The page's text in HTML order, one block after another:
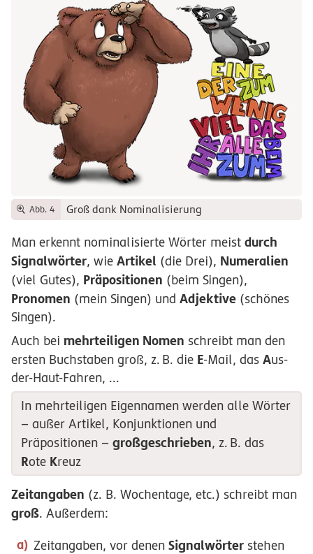
Abb. 4 Groß dank Nominalisierung
Man erkennt nominalisierte Wörter meist durch
Signalwörter, wie Artikel (die Drei), Numeralien
(viel Gutes), Präpositionen (beim Singen),
Pronomen (mein Singen) und Adjektive (schönes
Singen).
Auch bei mehrteiligen Nomen schreibt man den
ersten Buchstaben groß, z. B. die E-Mail, dasAus-
der-Haut-Fahren, ...
In mehrteiligen Eigennamen werden alle Wörter
– außer Artikel, Konjunktionen und
Präpositionen – großgeschrieben, z. B. das
Rote Kreuz
Zeitangaben (z. B. Wochentage, etc.) schreibt man
groß. Außerdem:
Zeitangaben, vor denen Signalwörter stehen